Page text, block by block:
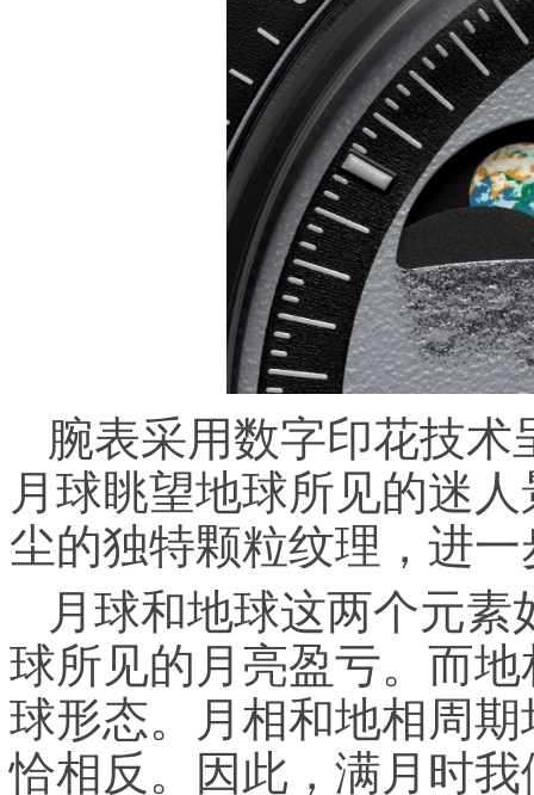
腕表采用数字印花技
月球眺望地球所见的迷
尘的独特颗粒纹理，进
月球和地球这两个元
球所见的月亮盈亏。而
球形态。月相和地相周
恰相反。因此，满月时